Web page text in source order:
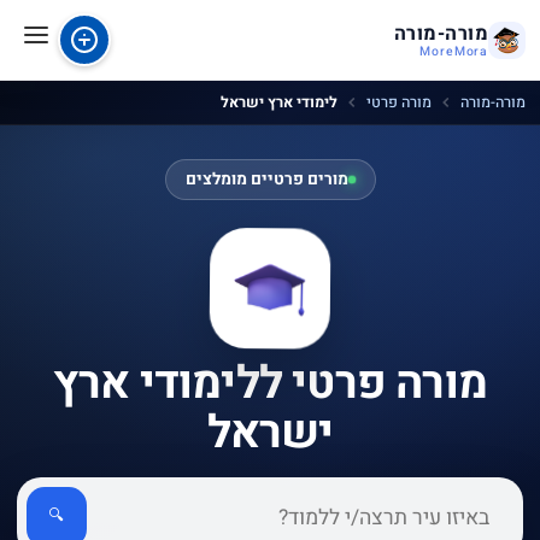
מורה-מורה
MoreMora
מורה-מורה מורה פרטי לימודי ארץ ישראל
מורים פרטיים מומלצים
מורה פרטי ללימודי ארץ
ישראל
🔍